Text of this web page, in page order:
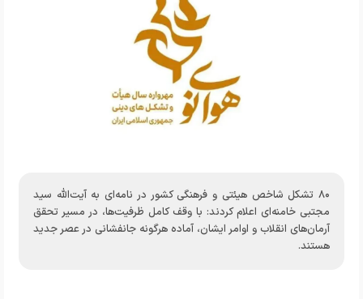
۸۰ تشکل شاخص هیئتی و فرهنگی کشور در نامه‌ای به آیت‌الله سید
مجتبی خامنه‌ای اعلام کردند: با وقف کامل ظرفیت‌ها، در مسیر تحقق
آرمان‌های انقلاب و اوامر ایشان، آماده هرگونه جانفشانی در عصر جدید
هستند.